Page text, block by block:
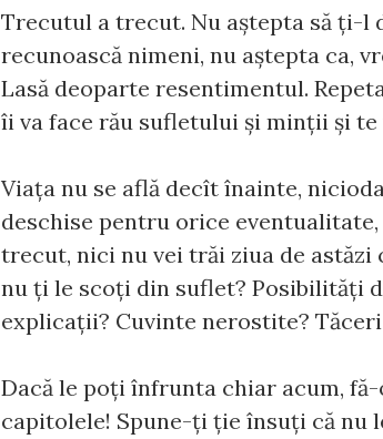
Trecutul a trecut. Nu aştepta să ţi-l
recunoască nimeni, nu aştepta ca,
Lasă deoparte resentimentul.
îi va face rău sufletului şi minţii şi te
Viaţa nu se află decît înainte,
deschise pentru orice
trecut, nici nu vei trăi ziua de
nu ţi le scoţi din suflet? Posibilităţi
explicaţii? Cuvinte nerostite?
Dacă le poţi înfrunta chiar acum, fă-
capitolele! Spune-ţi ţie însuţi că nu